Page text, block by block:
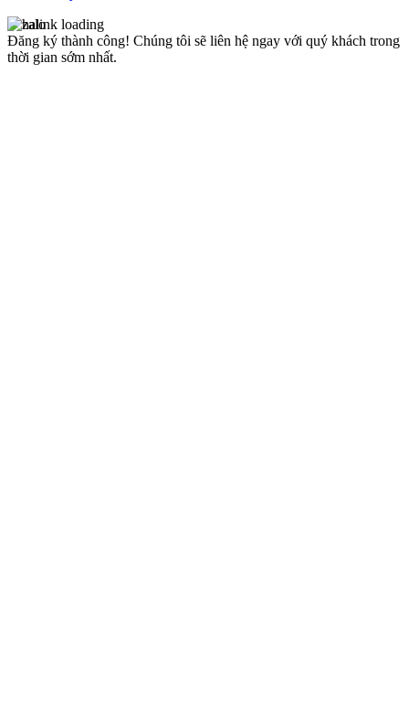
Đăng ký thành công! Chúng tôi sẽ liên hệ ngay với quý khách trong
thời gian sớm nhất.